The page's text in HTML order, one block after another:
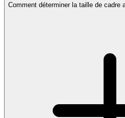
Comment déterminer la taille de cadre